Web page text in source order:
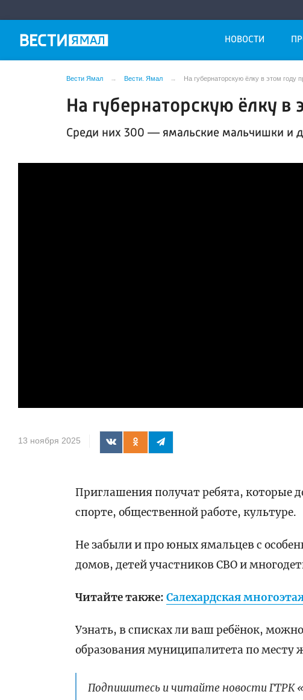
НОВОСТИ
Вести Ямал Вести. Ямал На губернаторскую ёлку в этом году
На губернаторскую ёлку в
Среди них 300 — ямальские мальчишки и
13 ноября 2025
Приглашения получат ребята, которые
спорте, общественной работе, культуре.
Не забыли и про юных ямальцев с
домов, детей участников СВО и
Читайте также:Салехардская
Узнать, в списках ли ваш ребёнок,
образования муниципалитета по месту
Подпишитесь и читайте новости ГТРК